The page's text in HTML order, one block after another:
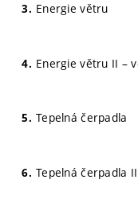
Energie větru
Energie větru II –
Tepelná čerpadla
Tepelná čerpadla